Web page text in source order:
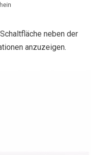
Schaltfläche neben der
anzuzeigen.